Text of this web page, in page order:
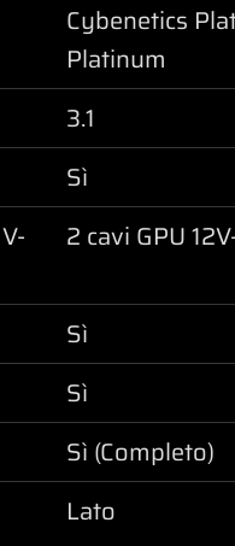
Cybenetics
Platinum
3.1
Sì
2 cavi GPU
Sì
Sì
Sì (Completo)
Lato